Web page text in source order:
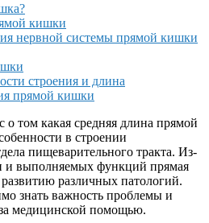
кишки
нервной системы прямой кишки
строения и длина
прямой кишки
о том какая средняя длина прямой
в строении
пищеварительного тракта. Из-
и выполняемых функций прямая
различных патологий.
знать важность проблемы и
медицинской помощью.